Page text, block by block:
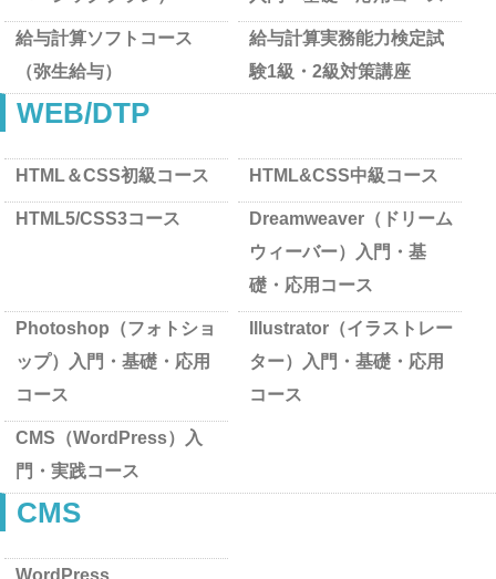
給与計算ソフトコース
（弥生給与）
給与計算実務能力検定試
験1級・2級対策講座
WEB/DTP
HTML＆CSS初級コース HTML&CSS中級コース
HTML5/CSS3コース
Dreamweaver（ドリーム
ウィーバー）入門・基
礎・応用コース
Photoshop（フォトショ
ップ）入門・基礎・応用
コース
Illustrator（イラストレー
ター）入門・基礎・応用
コース
CMS（WordPress）入
門・実践コース
CMS
WordPress